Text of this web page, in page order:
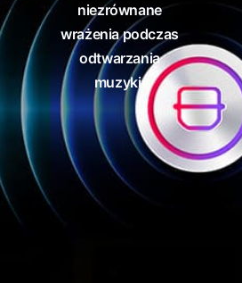
niezrównane
wrażenia podczas
odtwarzania
muzyki.